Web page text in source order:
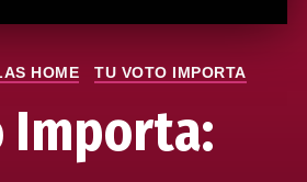
HOME TU VOTO IMPORTA
Importa: